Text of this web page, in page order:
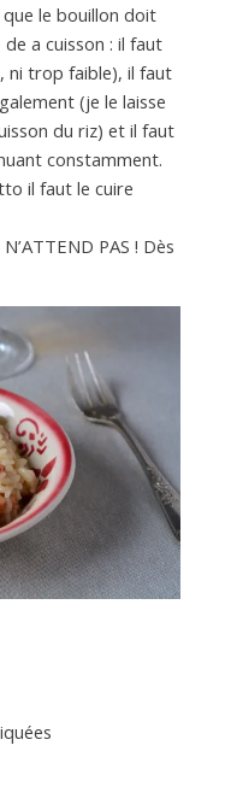
que le bouillon doit
a cuisson : il faut
ni trop faible), il faut
(je le laisse
du riz) et il faut
constamment.
il faut le cuire
PAS ! Dès